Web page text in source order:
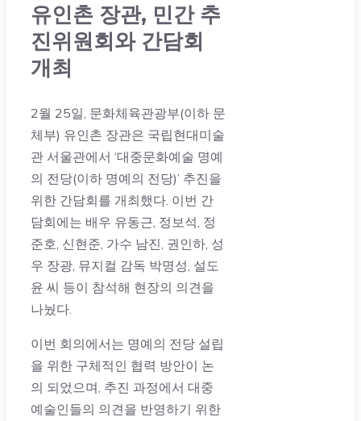
유인촌 장관, 민간 추
진위원회와 간담회
개최
2월 25일, 문화체육관광부(이하 문
체부) 유인촌 장관은 국립현대미술
관 서울관에서 ‘대중문화예술 명예
의 전당(이하 명예의 전당)’ 추진을
위한 간담회를 개최했다. 이번 간
담회에는 배우 유동근, 정보석, 정
준호, 신현준, 가수 남진, 권인하, 성
우 장광, 뮤지컬 감독 박명성, 설도
윤 씨 등이 참석해 현장의 의견을
나눴다.
이번 회의에서는 명예의 전당 설립
을 위한 구체적인 협력 방안이 논
의 되었으며, 추진 과정에서 대중
예술인들의 의견을 반영하기 위한